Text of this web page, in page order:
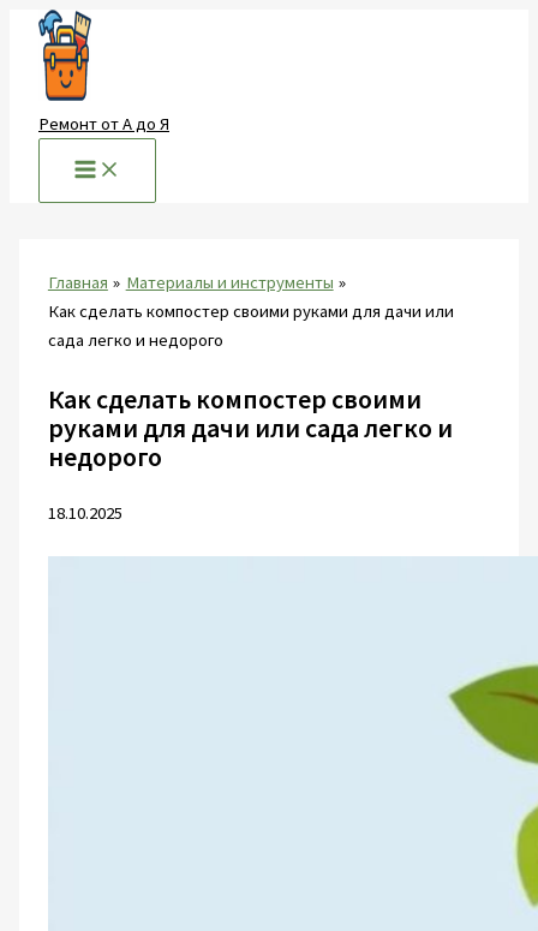
Перейти
содержимому
Ремонт от А до Я
Главная
Материалы и инструменты
Как сделать компостер своими руками для дачи или
сада легко и недорого
Как сделать компостер своими
руками для дачи или сада легко и
недорого
18.10.2025